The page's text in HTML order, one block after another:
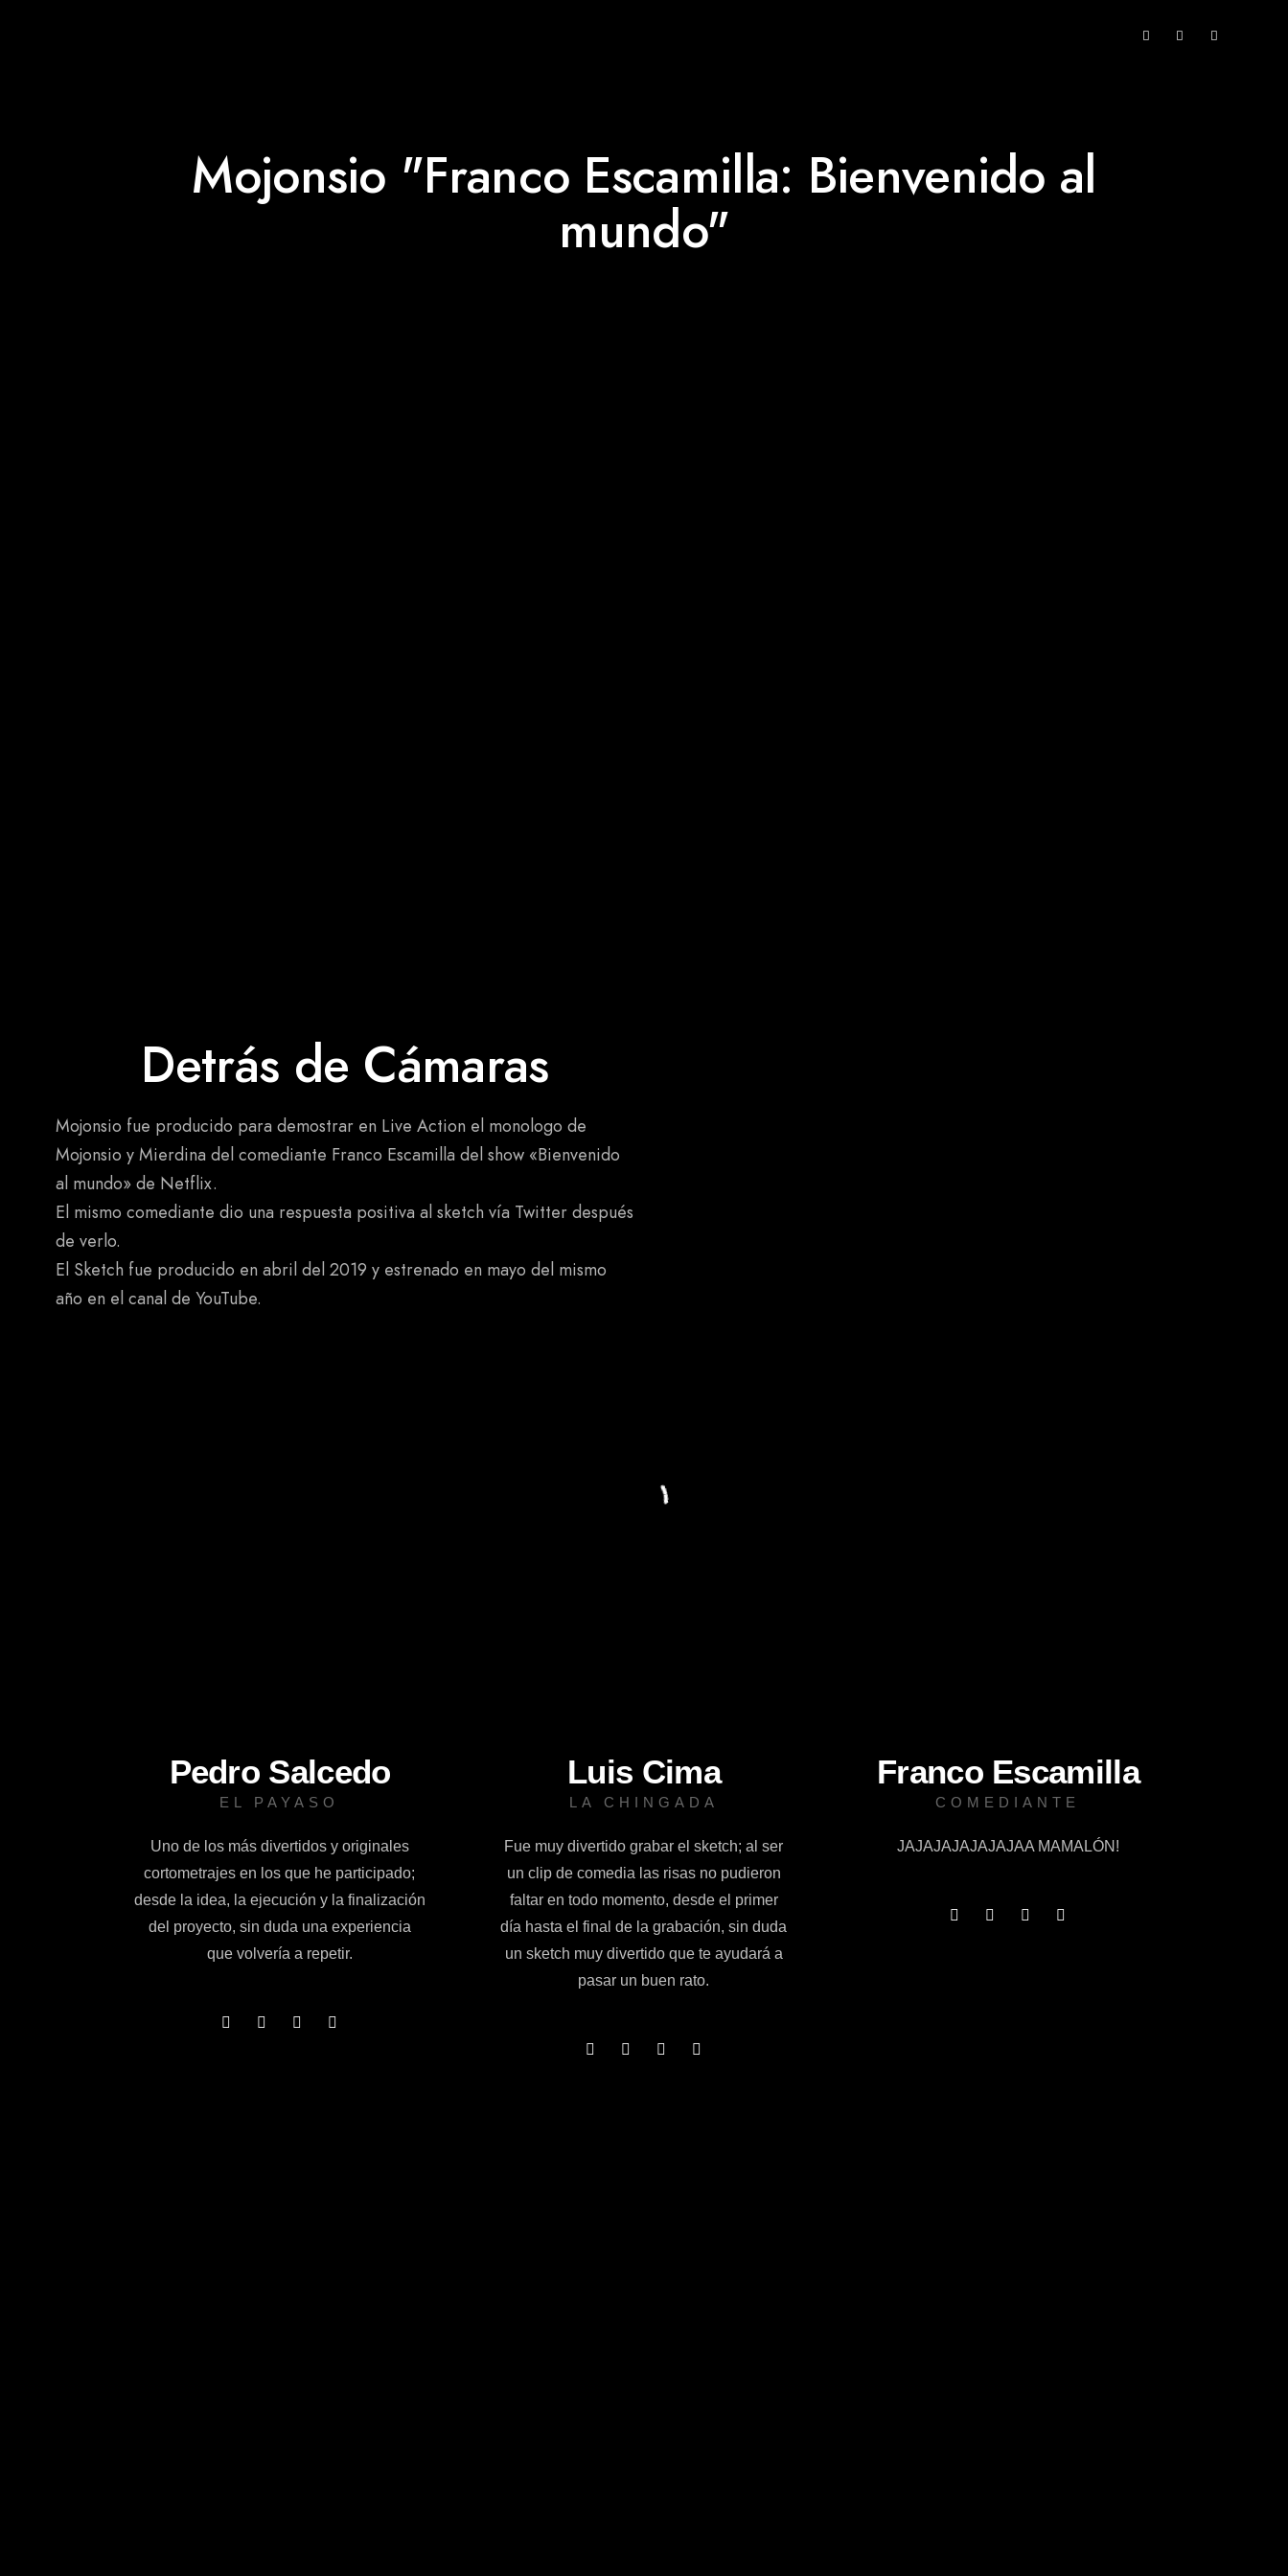
Mojonsio "Franco Escamilla: Bienvenido al
mundo"
Detrás de Cámaras
Mojonsio fue producido para demostrar en Live Action el monologo de
Mojonsio y Mierdina del comediante Franco Escamilla del show «Bienvenido
al mundo» de Netflix.
El mismo comediante dio una respuesta positiva al sketch vía Twitter después
de verlo.
El Sketch fue producido en abril del 2019 y estrenado en mayo del mismo
año en el canal de YouTube.
Pedro Salcedo
EL PAYASO
Uno de los más divertidos y originales
cortometrajes en los que he participado;
desde la idea, la ejecución y la finalización
del proyecto, sin duda una experiencia
que volvería a repetir.
Luis Cima
LA CHINGADA
Fue muy divertido grabar el sketch; al ser
un clip de comedia las risas no pudieron
faltar en todo momento, desde el primer
día hasta el final de la grabación, sin duda
un sketch muy divertido que te ayudará a
pasar un buen rato.
Franco Escamilla
COMEDIANTE
JAJAJAJAJAJAJAA MAMALÓN!